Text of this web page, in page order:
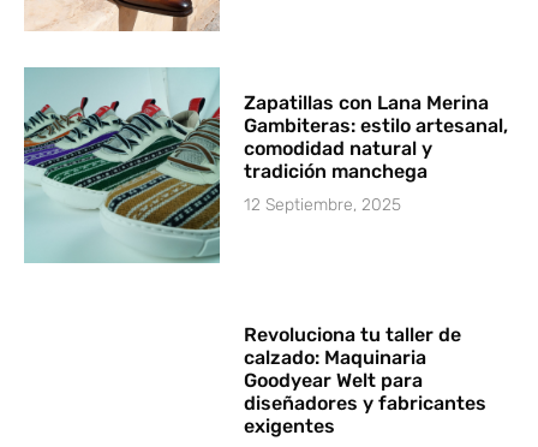
Zapatillas con Lana Merina
Gambiteras: estilo artesanal,
comodidad natural y
tradición manchega
12 Septiembre, 2025
Revoluciona tu taller de
calzado: Maquinaria
Goodyear Welt para
diseñadores y fabricantes
exigentes